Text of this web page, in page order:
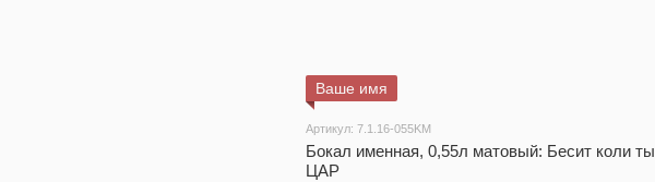
Ваше имя
Артикул: 7.1.16-055KM
Бокал именная, 0,55л матовый: Бесит коли ты
ЦАР